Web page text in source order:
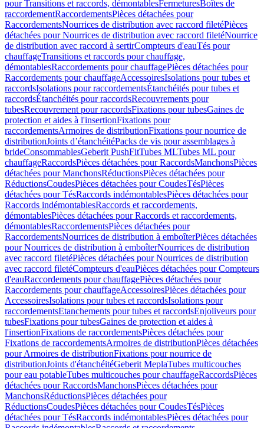
pour Transitions et raccords, démontablesFermeturesBoîtes de
raccordementRaccordementsPièces détachées pour
RaccordementsNourrices de distribution avec raccord filetéPièces
détachées pour Nourrices de distribution avec raccord filetéNourrice
de distribution avec raccord à sertirCompteurs d'eauTés pour
chauffageTransitions et raccords pour chauffage,
démontablesRaccordements pour chauffagePièces détachées pour
Raccordements pour chauffageAccessoiresIsolations pour tubes et
raccordsIsolations pour raccordementsÉtanchéités pour tubes et
raccordsÉtanchéités pour raccordsRecouvrements pour
tubesRecouvrement pour raccordsFixations pour tubesGaines de
protection et aides à l'insertionFixations pour
raccordementsArmoires de distributionFixations pour nourrice de
distributionJoints d’étanchéitéPacks de vis pour assemblages à
brideConsommablesGeberit PushFitTubes MLTubes ML pour
chauffageRaccordsPièces détachées pour RaccordsManchonsPièces
détachées pour ManchonsRéductionsPièces détachées pour
RéductionsCoudesPièces détachées pour CoudesTésPièces
détachées pour TésRaccords indémontablesPièces détachées pour
Raccords indémontablesRaccords et raccordements,
démontablesPièces détachées pour Raccords et raccordements,
démontablesRaccordementsPièces détachées pour
RaccordementsNourrices de distribution à emboîterPièces détachées
pour Nourrices de distribution à emboîterNourrices de distribution
avec raccord filetéPièces détachées pour Nourrices de distribution
avec raccord filetéCompteurs d'eauPièces détachées pour Compteurs
d'eauRaccordements pour chauffagePièces détachées pour
Raccordements pour chauffageAccessoiresPièces détachées pour
AccessoiresIsolations pour tubes et raccordsIsolations pour
raccordementsEtanchements pour tubes et raccordsEnjoliveurs pour
tubesFixations pour tubesGaines de protection et aides à
l'insertionFixations de raccordementsPièces détachées pour
Fixations de raccordementsArmoires de distributionPièces détachées
pour Armoires de distributionFixations pour nourrice de
distributionJoints d'étanchéitéGeberit MeplaTubes multicouches
pour eau potableTubes multicouches pour chauffageRaccordsPièces
détachées pour RaccordsManchonsPièces détachées pour
ManchonsRéductionsPièces détachées pour
RéductionsCoudesPièces détachées pour CoudesTésPièces
détachées pour TésRaccords indémontablesPièces détachées pour